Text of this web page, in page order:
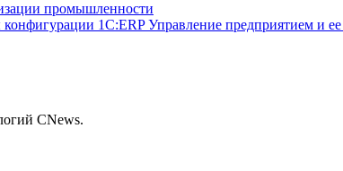
промышленности
1С:ERP Управление предприятием и ее
CNews.